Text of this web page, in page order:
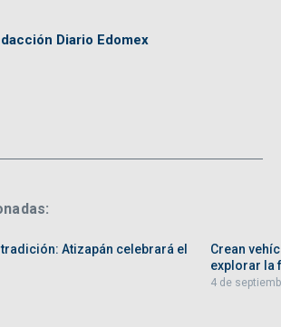
Diario Edomex
Atizapán celebrará el
Crean
explorar la
4 de